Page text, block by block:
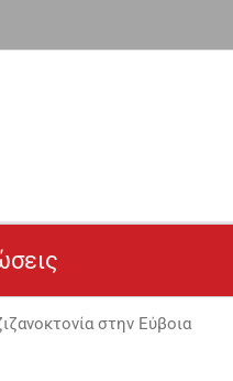
στην Εύβοια